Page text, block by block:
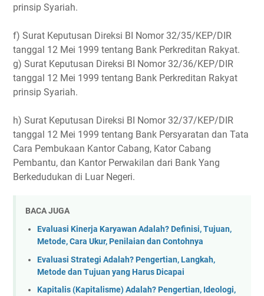
prinsip Syariah.
f) Surat Keputusan Direksi BI Nomor 32/35/KEP/DIR
tanggal 12 Mei 1999 tentang Bank Perkreditan Rakyat.
g) Surat Keputusan Direksi BI Nomor 32/36/KEP/DIR
tanggal 12 Mei 1999 tentang Bank Perkreditan Rakyat
prinsip Syariah.
h) Surat Keputusan Direksi BI Nomor 32/37/KEP/DIR
tanggal 12 Mei 1999 tentang Bank Persyaratan dan Tata
Cara Pembukaan Kantor Cabang, Kator Cabang
Pembantu, dan Kantor Perwakilan dari Bank Yang
Berkedudukan di Luar Negeri.
BACA JUGA
Evaluasi Kinerja Karyawan Adalah? Definisi, Tujuan,
Metode, Cara Ukur, Penilaian dan Contohnya
Evaluasi Strategi Adalah? Pengertian, Langkah,
Metode dan Tujuan yang Harus Dicapai
Kapitalis (Kapitalisme) Adalah? Pengertian, Ideologi,